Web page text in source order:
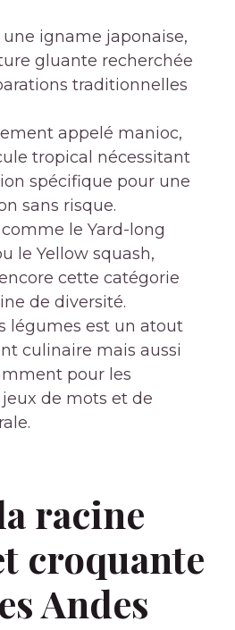
une igname japonaise,
gluante recherchée
traditionnelles
appelé manioc,
tropical nécessitant
spécifique pour une
sans risque.
le Yard-long
le Yellow squash,
cette catégorie
de diversité.
légumes est un atout
culinaire mais aussi
pour les
de mots et de
racine
croquante
Andes